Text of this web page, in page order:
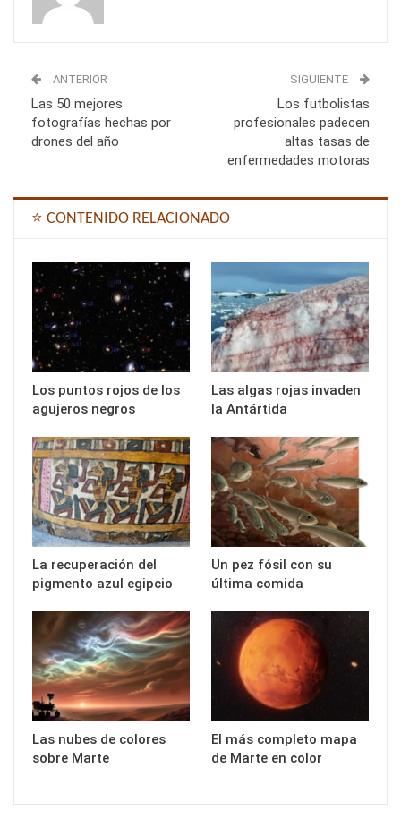
ANTERIOR
Las 50 mejores
fotografías hechas por
drones del año
SIGUIENTE
Los futbolistas
profesionales padecen
altas tasas de
enfermedades motoras
⭐ CONTENIDO RELACIONADO
Los puntos rojos de los
agujeros negros
Las algas rojas invaden
la Antártida
La recuperación del
pigmento azul egipcio
Un pez fósil con su
última comida
Las nubes de colores
sobre Marte
El más completo mapa
de Marte en color